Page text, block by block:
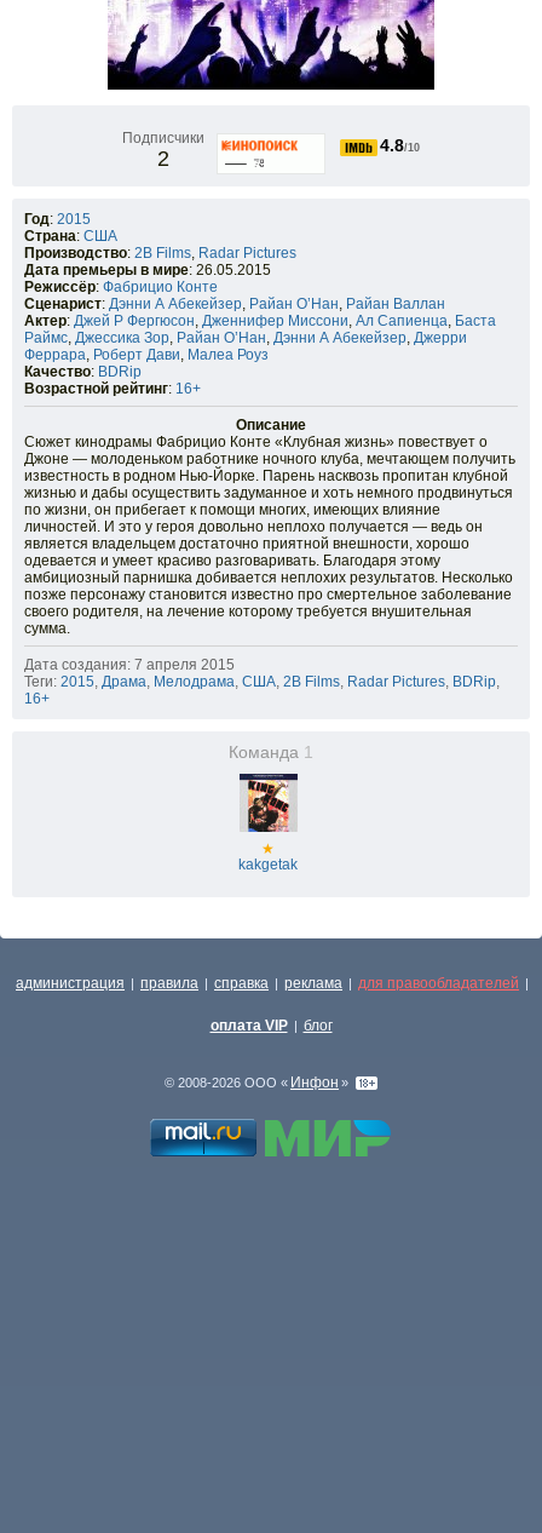
Подписчики
2
4.8/10
Год: 2015
Страна: США
Производство: 2B Films, Radar Pictures
Дата премьеры в мире: 26.05.2015
Режиссёр: Фабрицио Конте
Сценарист: Дэнни А Абекейзер, Райан О’Нан, Райан Валлан
Актер: Джей Р Фергюсон, Дженнифер Миссони, Ал Сапиенца, Баста
Раймс, Джессика Зор, Райан О’Нан, Дэнни А Абекейзер, Джерри
Феррара, Роберт Дави, Малеа Роуз
Качество: BDRip
Возрастной рейтинг: 16+
Описание
Сюжет кинодрамы Фабрицио Конте «Клубная жизнь» повествует о
Джоне — молоденьком работнике ночного клуба, мечтающем получить
известность в родном Нью-Йорке. Парень насквозь пропитан клубной
жизнью и дабы осуществить задуманное и хоть немного продвинуться
по жизни, он прибегает к помощи многих, имеющих влияние
личностей. И это у героя довольно неплохо получается — ведь он
является владельцем достаточно приятной внешности, хорошо
одевается и умеет красиво разговаривать. Благодаря этому
амбициозный парнишка добивается неплохих результатов. Несколько
позже персонажу становится известно про смертельное заболевание
своего родителя, на лечение которому требуется внушительная
сумма.
Дата создания: 7 апреля 2015
Теги: 2015, Драма, Мелодрама, США, 2B Films, Radar Pictures, BDRip,
16+
Команда 1
★
kakgetak
администрация | правила | справка | реклама | для правообладателей |
оплата VIP | блог
© 2008-2026 ООО « Инфон »